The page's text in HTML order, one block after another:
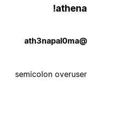
athena!
@ath3napal0ma
semicolon overuser